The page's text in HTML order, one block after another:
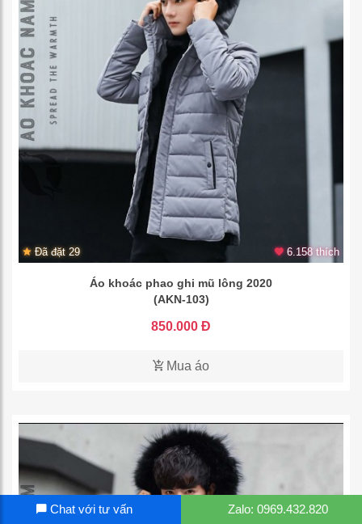
Đã đặt 29 6.158 thích
Áo khoác phao ghi mũ lông 2020
(AKN-103)
850.000 Đ
Mua áo
Chat với tư vấn Zalo: 0969.432.820